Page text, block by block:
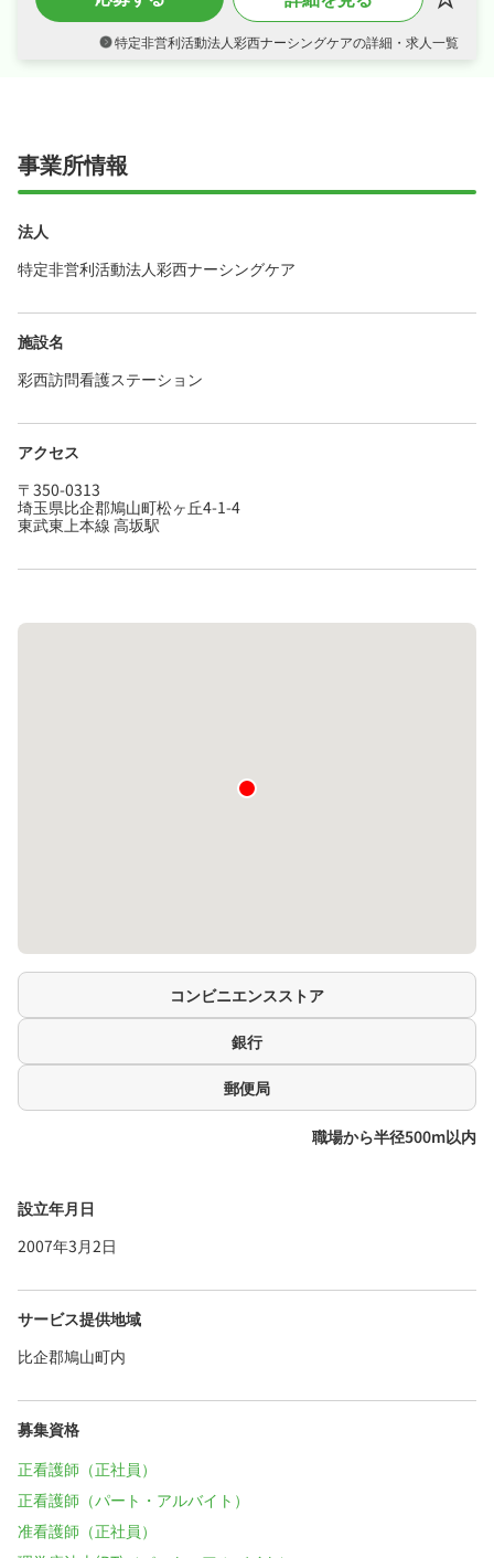
・週休2日制・日曜・祝日休み、オンオフを切
・社会保険完備、退職金制度あり、託児・保育
特定非営利活動法人彩西ナーシングケアの詳細・求人一覧
事業所情報
法人
特定非営利活動法人彩西ナーシングケア
施設名
彩西訪問看護ステーション
アクセス
〒350-0313
埼玉県比企郡鳩山町松ヶ丘4-1-4
東武東上本線 高坂駅
コンビニエンスストア
銀行
郵便局
職場から半径500m以内
設立年月日
2007年3月2日
サービス提供地域
比企郡鳩山町内
募集資格
正看護師（正社員）
正看護師（パート・アルバイト）
准看護師（正社員）